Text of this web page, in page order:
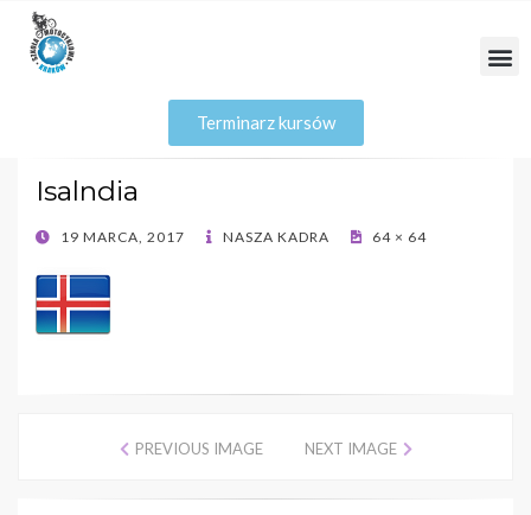
Terminarz kursów
Isalndia
19 MARCA, 2017 NASZA KADRA 64 × 64
PREVIOUS IMAGE NEXT IMAGE